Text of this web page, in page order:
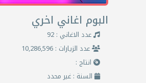
البوم اغاني اخري
عدد الاغاني : 92
عدد الزيارات : 10,286,596
انتاج :
السنة : غير محدد